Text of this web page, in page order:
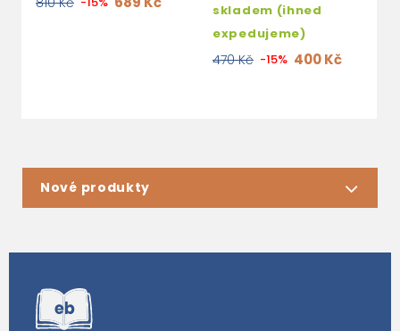
skladem (ihned
expedujeme)
470 Kč -15% 400 Kč
Nové produkty